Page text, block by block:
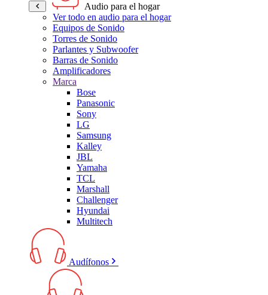
Audio para el hogar
Ver todo en audio para el hogar
Equipos de Sonido
Torres de Sonido
Parlantes y Subwoofer
Barras de Sonido
Amplificadores
Marca
Bose
Panasonic
Sony
LG
Samsung
Kalley
JBL
Yamaha
TCL
Marshall
Challenger
Hyundai
Multitech
Audífonos